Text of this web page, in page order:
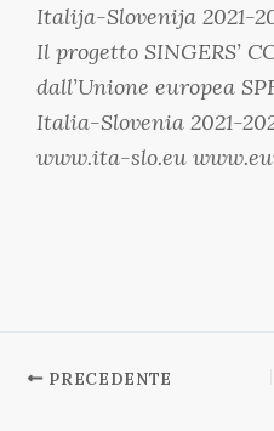
Italija-Slovenija 2021-
Il progetto SINGERS’
dall’Unione europea
Italia-Slovenia 2021-
www.ita-slo.eu
PRECEDENTE